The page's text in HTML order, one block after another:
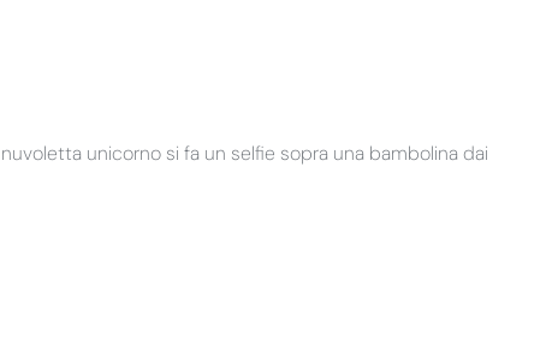
unicorno si fa un selfie sopra una bambolina dai